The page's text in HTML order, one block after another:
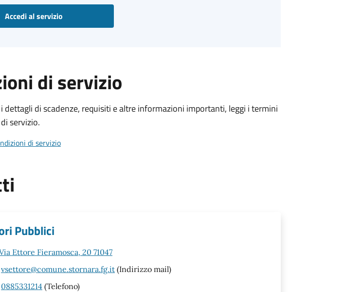
Accedi al servizio
di servizio
dettagli di scadenze, requisiti e altre informazioni importanti, leggi i termini
servizio.
di servizio
Pubblici
Ettore Fieramosca, 20 71047
vsettore@comune.stornara.fg.it (Indirizzo mail)
0885331214 (Telefono)